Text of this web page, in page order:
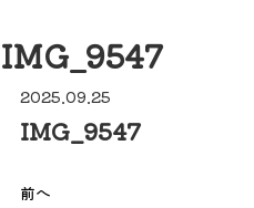
IMG_9547
2025.09.25
IMG_9547
前へ